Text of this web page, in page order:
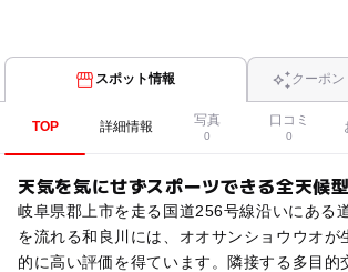
スポット情報 クーポン
TOP 詳細情報 写真
0
口コミ
0
天気を気にせずスポーツできる全天候
岐阜県郡上市を走る国道256号線沿いにある
を流れる和良川には、オオサンショウウオが
的に高い評価を得ています。隣接する多目的